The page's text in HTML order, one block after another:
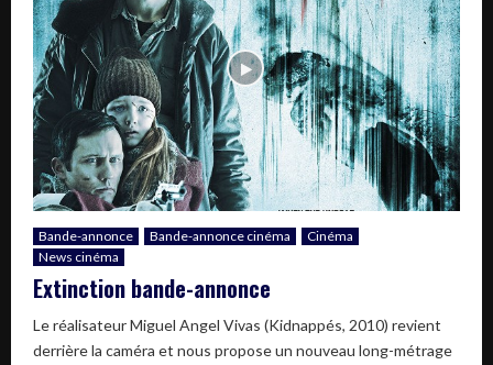
Bande-annonce Bande-annonce cinéma
Cinéma
News cinéma
Extinction bande-annonce
Le réalisateur Miguel Angel Vivas (Kidnappés, 2010) revient
derrière la caméra et nous propose un nouveau long-métrage